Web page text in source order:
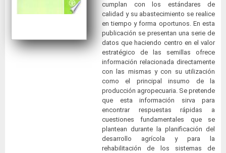
cumplan con los estándares de
calidad y su abastecimiento se realice
en tiempo y forma oportunos. En esta
publicación se presentan una serie de
datos que haciendo centro en el valor
estratégico de las semillas ofrece
información relacionada directamente
con las mismas y con su utilización
como el principal insumo de la
producción agropecuaria. Se pretende
que esta información sirva para
encontrar respuestas rápidas a
cuestiones fundamentales que se
plantean durante la planificación del
desarrollo agrícola y para la
rehabilitación de los sistemas de